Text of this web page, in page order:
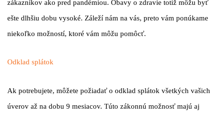
zákazníkov ako pred pandémiou. Obavy o zdravie totiž môžu byť
ešte dlhšiu dobu vysoké. Záleží nám na vás, preto vám ponúkame
niekoľko možností, ktoré vám môžu pomôcť.
Odklad splátok
Ak potrebujete, môžete požiadať o odklad splátok všetkých vašich
úverov až na dobu 9 mesiacov. Túto zákonnú možnosť majú aj